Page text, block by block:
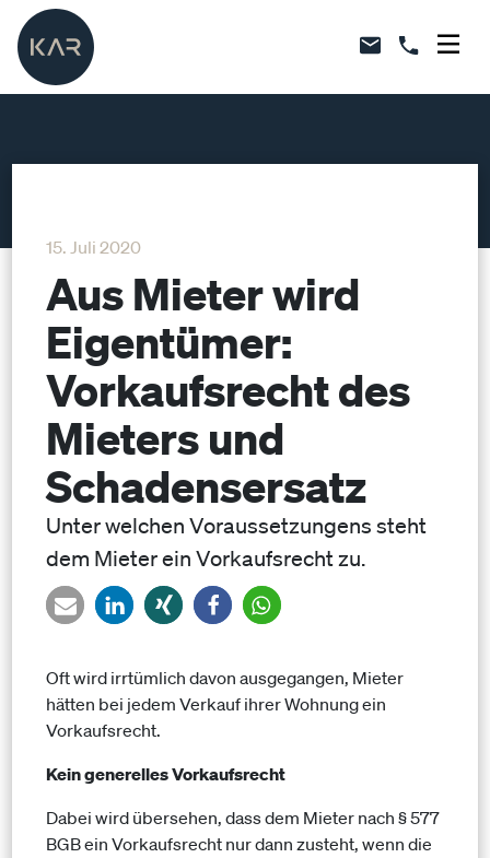
15. Juli 2020
Aus Mieter wird
Eigentümer:
Vorkaufsrecht des
Mieters und
Schadensersatz
Unter welchen Voraussetzungens steht
dem Mieter ein Vorkaufsrecht zu.
Oft wird irrtümlich davon ausgegangen, Mieter
hätten bei jedem Verkauf ihrer Wohnung ein
Vorkaufsrecht.
Kein generelles Vorkaufsrecht
Dabei wird übersehen, dass dem Mieter nach § 577
BGB ein Vorkaufsrecht nur dann zusteht, wenn die